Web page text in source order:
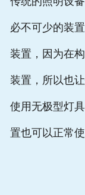
必不可少的装
装置，因为在
装置，所以也
使用无极型灯
置也可以正常使